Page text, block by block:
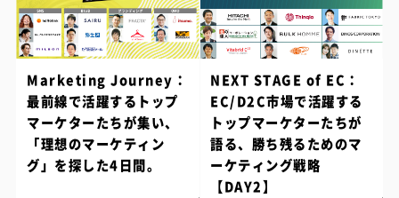
Marketing Journey：
最前線で活躍するトップ
マーケターたちが集い、
「理想のマーケティン
グ」を探した4日間。
NEXT STAGE of EC：
EC/D2C市場で活躍する
トップマーケターたちが
語る、勝ち残るためのマ
ーケティング戦略
【DAY2】